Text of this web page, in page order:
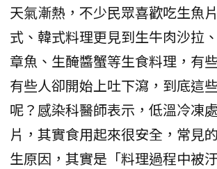
天氣漸熱，不少民眾喜歡吃生魚
式、韓式料理更見到生牛肉沙拉
章魚、生醃醬蟹等生食料理，有
有些人卻開始上吐下瀉，到底這
呢？感染科醫師表示，低溫冷凍
片，其實食用起來很安全，常見的
生原因，其實是「料理過程中被